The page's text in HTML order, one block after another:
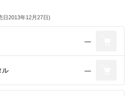
出かけたらほら、振り返られちゃった
員集合！
ションで｢幸せそう… ｣な肌、できます！
ングコスメ｣名品LIST
｢コスメカウンター｣は美人の近道
･も･て･な･し｣マイホーム
こんな“雰囲気美人”に弱いんです
方」「話し方」「歩き方」
～働く女・３人の同時多発スナップ『女の
Studio 3月
Diary 3月
Camera 3月
ってきちゃいました！
日2013年12月27日)
―
ル ―